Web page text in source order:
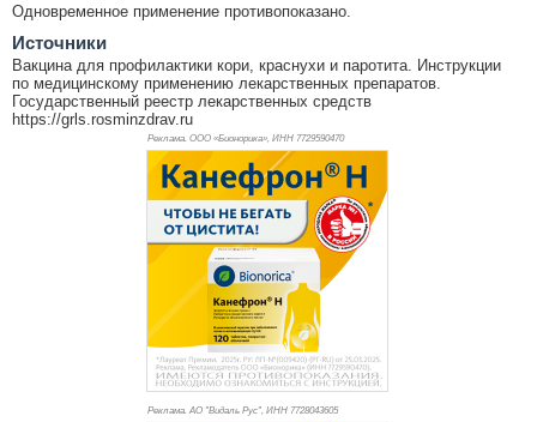
Одновременное применение противопоказано.
Источники
Вакцина для профилактики кори, краснухи и паротита. Инструкции
по медицинскому применению лекарственных препаратов.
Государственный реестр лекарственных средств
https://grls.rosminzdrav.ru
Реклама. ООО «Бионорика», ИНН 7729590470
Реклама. АО "Видаль Рус", ИНН 7728043605